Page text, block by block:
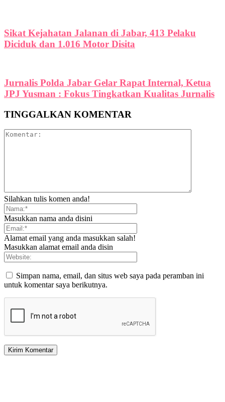
Sikat Kejahatan Jalanan di Jabar, 413 Pelaku
Diciduk dan 1.016 Motor Disita
Jurnalis Polda Jabar Gelar Rapat Internal, Ketua
JPJ Yusman : Fokus Tingkatkan Kualitas Jurnalis
TINGGALKAN KOMENTAR
Silahkan tulis komen anda!
Masukkan nama anda disini
Alamat email yang anda masukkan salah!
Masukkan alamat email anda disin
Simpan nama, email, dan situs web saya pada peramban ini
untuk komentar saya berikutnya.